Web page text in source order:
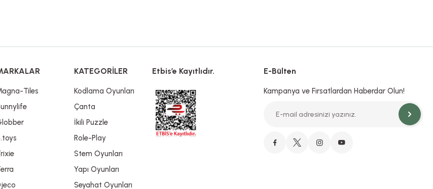
Tiles
KATEGORİLER
Kodlama Oyunları
Çanta
İkili Puzzle
Role-Play
Stem Oyunları
Yapı Oyunları
Seyahat Oyunları
Etbis’e Kayıtlıdır. E-Bülten
Kampanya ve Fırsatlardan Haberdar Olun!